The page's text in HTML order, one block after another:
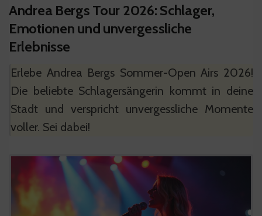
Andrea Bergs Tour 2026: Schlager,
Emotionen und unvergessliche
Erlebnisse
Erlebe Andrea Bergs Sommer-Open Airs 2026!
Die beliebte Schlagersängerin kommt in deine
Stadt und verspricht unvergessliche Momente
voller. Sei dabei!